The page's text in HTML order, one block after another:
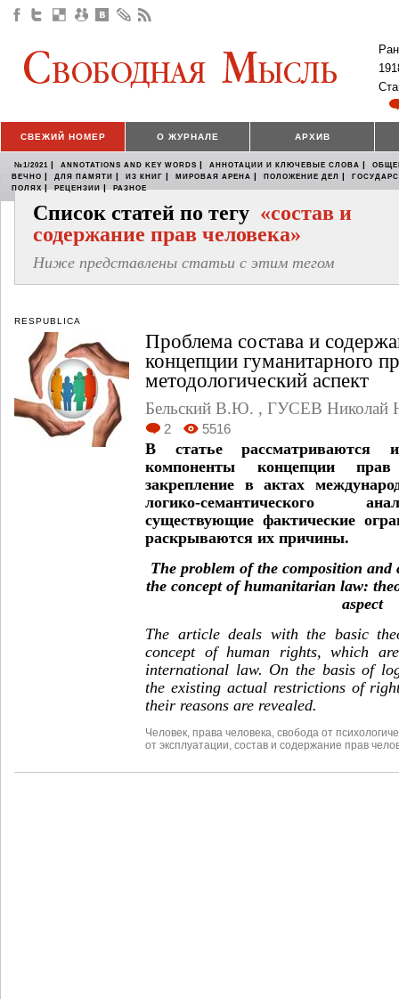
СВЕЖИЙ НОМЕР О ЖУРНАЛЕ АРХИВ
№1/2021 | ANNOTATIONS AND KEY WORDS | АННОТАЦИИ И КЛЮЧЕВЫЕ СЛОВА |
ВЕЧНО | ДЛЯ ПАМЯТИ | ИЗ КНИГ | МИРОВАЯ АРЕНА | ПОЛОЖЕНИЕ ДЕЛ |
ПОЛЯХ | РЕЦЕНЗИИ | РАЗНОЕ
Список статей по тегу «состав и
содержание прав человека»
Ниже представлены статьи с этим тегом
RESPUBLICA
Проблема состава и
концепции гуманитарного
методологический аспект
Бельский В.Ю. , ГУСЕВ Николай
2 5516
В статье рассматриваются
компоненты концепции
закрепление в актах
логико-семантического
существующие фактические
раскрываются их причины.
The problem of the composition
the concept of humanitarian law:
aspect
The article deals with the basic
concept of human rights, which
international law. On the basis of
the existing actual restrictions of
their reasons are revealed.
Человек права человека свобода от
от эксплуатации состав и содержание прав